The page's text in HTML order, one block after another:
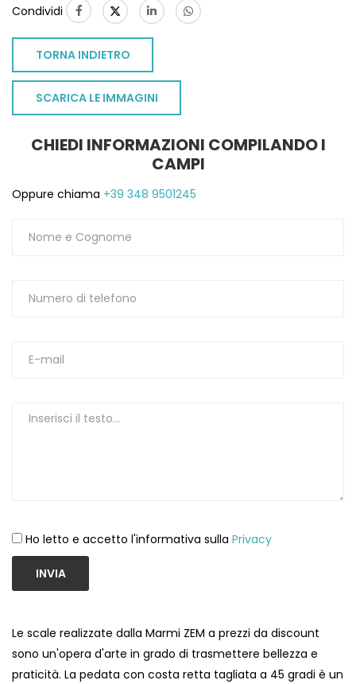
Condividi
TORNA INDIETRO
SCARICA LE IMMAGINI
CHIEDI INFORMAZIONI COMPILANDO I
CAMPI
Oppure chiama +39 348 9501245
Ho letto e accetto l'informativa sulla Privacy
INVIA
Le scale realizzate dalla Marmi ZEM a prezzi da discount
sono un'opera d'arte in grado di trasmettere bellezza e
praticità. La pedata con costa retta tagliata a 45 gradi è un